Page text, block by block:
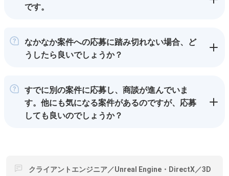
です。
なかなか案件への応募に踏み切れない場合、ど
うしたら良いでしょうか？
すでに別の案件に応募し、商談が進んでいま
す。他にも気になる案件があるのですが、応募
しても良いのでしょうか？
クライアントエンジニア／Unreal Engine・DirectX／3D